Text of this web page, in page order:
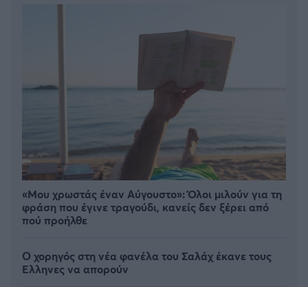
«Μου χρωστάς έναν Αύγουστο»: Όλοι μιλούν για τη
φράση που έγινε τραγούδι, κανείς δεν ξέρει από
πού προήλθε
Ο χορηγός στη νέα φανέλα του Σαλάχ έκανε τους
Έλληνες να απορούν